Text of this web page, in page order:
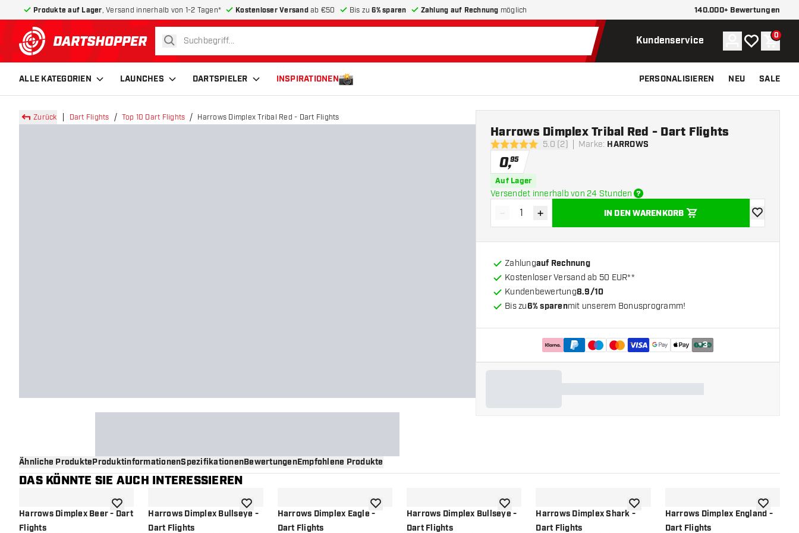
Produkte auf Lager , Versand innerhalb von 1-2 Tagen* Kostenloser Versandab €50 Bis zu6% sparen Zahlung auf Rechnung möglich 140.000+ Bewertungen
zurück zur Startseite
suchen Kundenservice Konto
Meine 0
ALLE KATEGORIEN LAUNCHES DARTSPIELER INSPIRATIONEN PERSONALISIEREN NEU SALE
Zurück Dart Flights Top 10 Dart Flights Harrows Dimplex Tribal Red - Dart Flights
5 Bewertungssterne
5.0 (2) Marke: HARROWS
Harrows Dimplex Tribal Red - Dart Flights
0,95
Auf Lager
Versendet innerhalb von 24 Stunden
Menge verringern
- Menge erhöhen
+ IN DEN WARENKORB
Zur
Zahlungauf Rechnung
Kostenloser Versand ab 50 EUR**
Kundenbewertung8.9/10
Bis zu6% sparenmit unserem Bonusprogramm!
+3
Ähnliche ProdukteProduktinformationenSpezifikationenBewertungenEmpfohlene Produkte
DAS KÖNNTE SIE AUCH INTERESSIEREN
Harrows Dimplex Beer - Dart
Flights
Zur Wunschliste hinzufügen
Harrows Dimplex Bullseye -
Dart Flights
Zur Wunschliste hinzufügen
Harrows Dimplex Eagle -
Dart Flights
Zur Wunschliste hinzufügen
Harrows Dimplex Bullseye -
Dart Flights
Zur Wunschliste hinzufügen
Harrows Dimplex Shark -
Dart Flights
Zur Wunschliste hinzufügen
Harrows Dimplex England -
Dart Flights
Zur